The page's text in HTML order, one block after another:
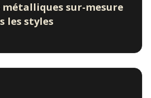
métalliques sur-mesure
les styles